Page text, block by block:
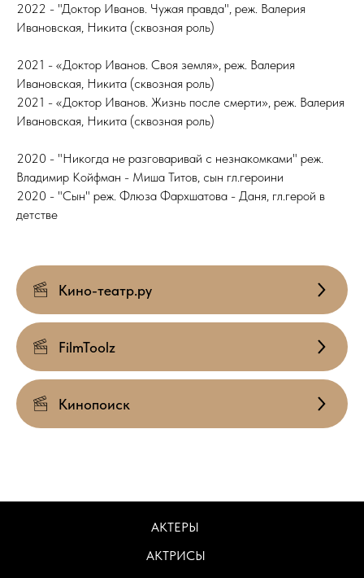
2022 - "Доктор Иванов. Чужая правда", реж. Валерия
Ивановская, Никита (сквозная роль)
2021 - «Доктор Иванов. Своя земля», реж. Валерия
Ивановская, Никита (сквозная роль)
2021 - «Доктор Иванов. Жизнь после смерти», реж. Валерия
Ивановская, Никита (сквозная роль)
2020 - "Никогда не разговаривай с незнакомками" реж.
Владимир Койфман - Миша Титов, сын гл.героини
2020 - "Сын" реж. Флюза Фархшатова - Даня, гл.герой в
детстве
Кино-театр.ру
FilmToolz
Кинопоиск
АКТЕРЫ
АКТРИСЫ